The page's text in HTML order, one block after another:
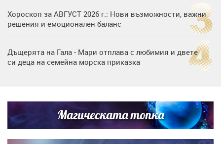
Хороскоп за АВГУСТ 2026 г.: Нови възможности, важни
решения и емоционален баланс
Дъщерята на Гала - Мари отплава с любимия и двете
си деца на семейна морска приказка
Братя Аргирови я изненадаха с песен
„Тук сме най-щастливи“: Радина Кърджилова и Пламен
Димов издадоха своето любимо място
Магическата топка